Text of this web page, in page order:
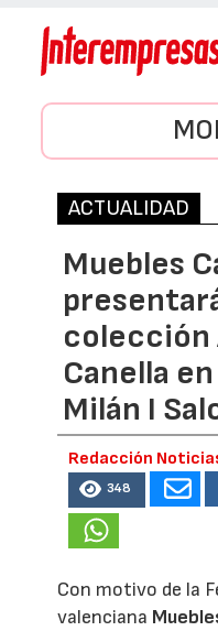
ACTUALIDAD
Muebles
colección
Canella
Milán I
Redacción
348
Con motivo de la
valenciana